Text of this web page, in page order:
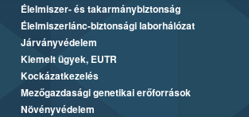
Élelmiszer- és takarmánybiztonság
Élelmiszerlánc-biztonsági laborhálózat
Járványvédelem
Kiemelt ügyek, EUTR
Kockázatkezelés
Mezőgazdasági genetikai erőforrások
Növényvédelem